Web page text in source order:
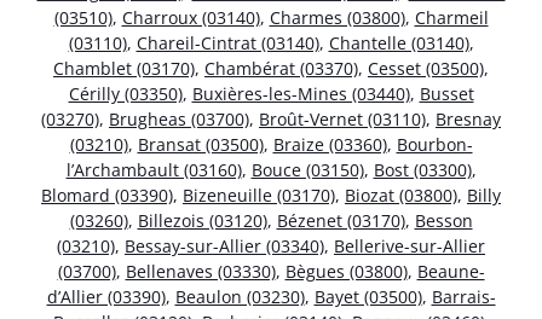
(03510), Charroux (03140), Charmes (03800), Charmeil
(03110), Chareil-Cintrat (03140), Chantelle (03140),
Chamblet (03170), Chambérat (03370), Cesset (03500),
Cérilly (03350), Buxières-les-Mines (03440), Busset
(03270), Brugheas (03700), Broût-Vernet (03110), Bresnay
(03210), Bransat (03500), Braize (03360), Bourbon-
l’Archambault (03160), Bouce (03150), Bost (03300),
Blomard (03390), Bizeneuille (03170), Biozat (03800), Billy
(03260), Billezois (03120), Bézenet (03170), Besson
(03210), Bessay-sur-Allier (03340), Bellerive-sur-Allier
(03700), Bellenaves (03330), Bègues (03800), Beaune-
d’Allier (03390), Beaulon (03230), Bayet (03500), Barrais-